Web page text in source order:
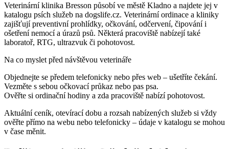
Veterinární klinika Bresson působí ve městě Kladno a najdete jej v
katalogu psích služeb na dogslife.cz. Veterinární ordinace a kliniky
zajišťují preventivní prohlídky, očkování, odčervení, čipování i
ošetření nemocí a úrazů psů. Některá pracoviště nabízejí také
laboratoř, RTG, ultrazvuk či pohotovost.
Na co myslet před návštěvou veterináře
Objednejte se předem telefonicky nebo přes web – ušetříte čekání.
Vezměte s sebou očkovací průkaz nebo pas psa.
Ověřte si ordinační hodiny a zda pracoviště nabízí pohotovost.
Aktuální ceník, otevírací dobu a rozsah nabízených služeb si vždy
ověřte přímo na webu nebo telefonicky – údaje v katalogu se mohou
v čase měnit.